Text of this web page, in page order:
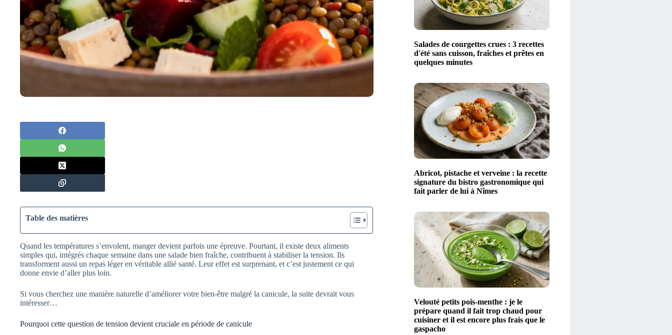
Table des matières
Quand les températures s’envolent, manger devient parfois une épreuve. Pourtant, il existe deux aliments
simples qui, intégrés chaque semaine dans une salade bien fraîche, contribuent à stabiliser la tension. Ils
transforment aussi un repas léger en véritable allié santé. Leur effet est surprenant, et c’est justement ce qui
donne envie d’aller plus loin.
Si vous cherchez une manière naturelle d’améliorer votre bien‑être malgré la canicule, la suite devrait vous
intéresser…
Pourquoi cette question de tension devient cruciale en période de canicule
Salades de courgettes crues : 3 recettes
d'été sans cuisson, fraîches et prêtes en
quelques minutes
Abricot, pistache et verveine : la recette
signature du bistro gastronomique qui
fait parler de lui à Nîmes
Velouté petits pois-menthe : je le
prépare quand il fait trop chaud pour
cuisiner et il est encore plus frais que le
gaspacho